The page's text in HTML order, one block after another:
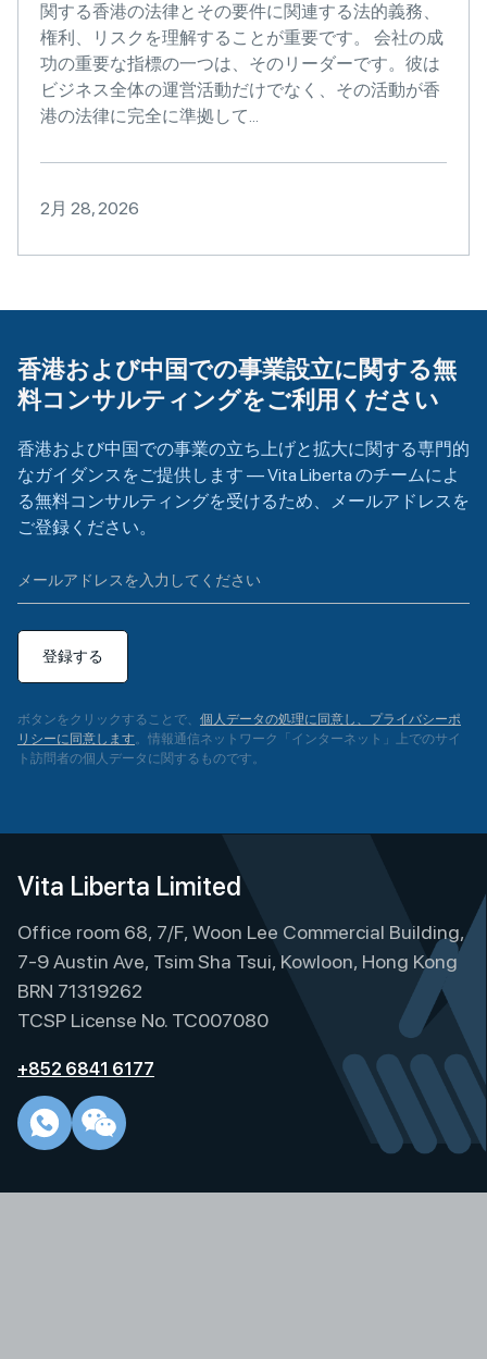
関する香港の法律とその要件に関連する法的義務、
権利、リスクを理解することが重要です。 会社の成
功の重要な指標の一つは、そのリーダーです。彼は
ビジネス全体の運営活動だけでなく、その活動が香
港の法律に完全に準拠して...
2月 28, 2026
香港および中国での事業設立に関する無
料コンサルティングをご利用ください
香港および中国での事業の立ち上げと拡大に関する専門的
なガイダンスをご提供します — Vita Liberta のチームによ
る無料コンサルティングを受けるため、メールアドレスを
ご登録ください。
登録する
ボタンをクリックすることで、 個人データの処理に同意し、プライバシーポ
リシーに同意します。情報通信ネットワーク「インターネット」上でのサイ
ト訪問者の個人データに関するものです。
l
e
n
a
t
i
e
Vita Liberta Limited
Office room 68, 7/F, Woon Lee Commercial Building,
7-9 Austin Ave, Tsim Sha Tsui, Kowloon, Hong Kong
BRN 71319262
TCSP License No. TC007080
+852 6841 6177